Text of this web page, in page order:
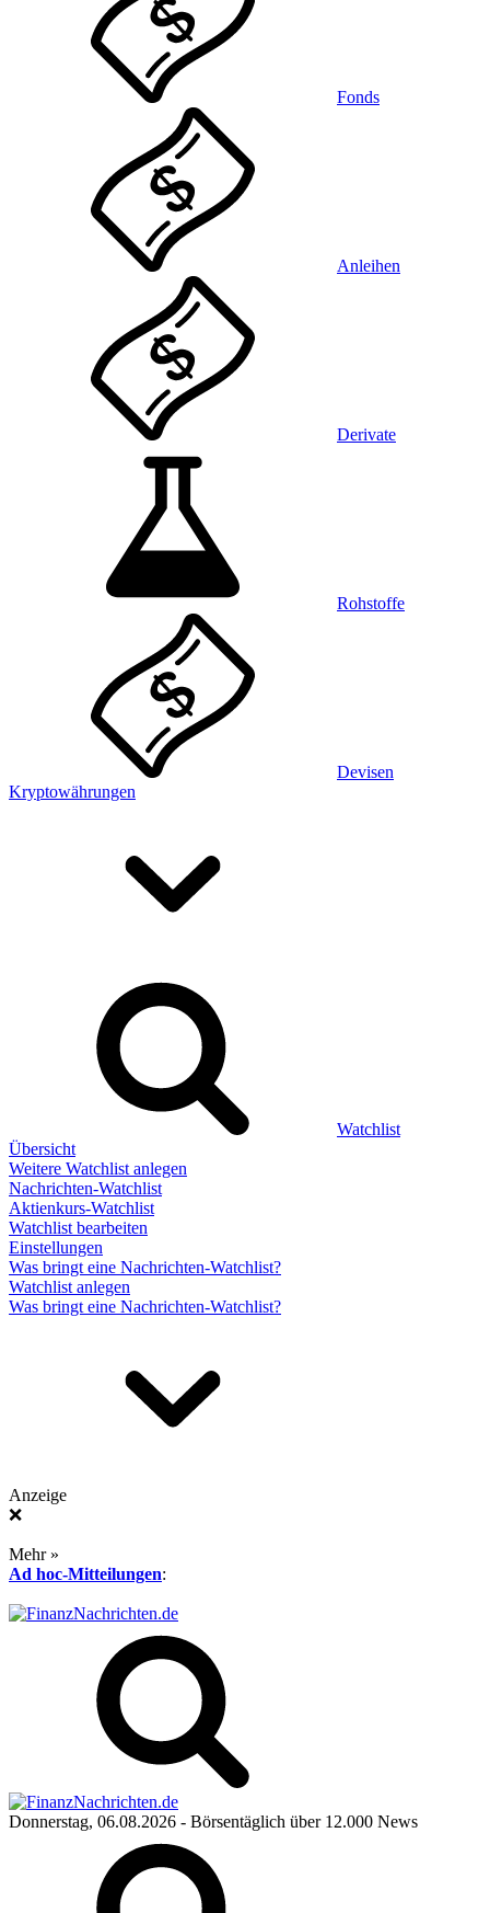
Fonds
Anleihen
Derivate
Rohstoffe
Devisen
Kryptowährungen
Watchlist
Übersicht
Weitere Watchlist anlegen
Nachrichten-Watchlist
Aktienkurs-Watchlist
Watchlist bearbeiten
Einstellungen
Was bringt eine Nachrichten-Watchlist?
Watchlist anlegen
Was bringt eine Nachrichten-Watchlist?
Anzeige
❌
Mehr »
Ad hoc-Mitteilungen:
Donnerstag, 06.08.2026 - Börsentäglich über 12.000 News